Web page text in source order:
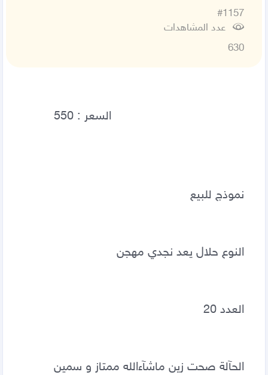
#1157
عدد المشاهدات
630
نموذج للبيع
النوع حلال يعد نجدي مهجن
العدد 20
الحآلة صحت زين ماشآءالله ممتاز و سمين